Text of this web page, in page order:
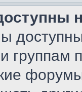
группам